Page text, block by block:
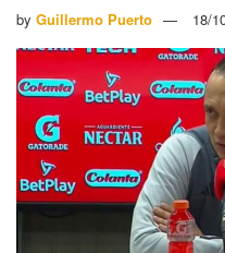
by Guillermo Puerto 18/